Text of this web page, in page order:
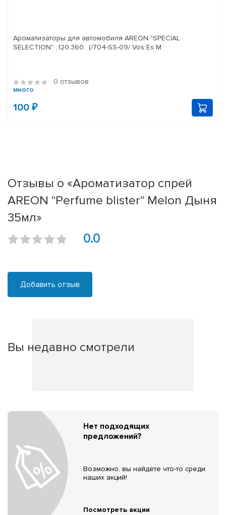
Ароматизаторы для автомобиля AREON "SPECIAL
SELECTION" ..120.360.. (/704-SS-09/ Vos Es M
0 отзывов
много
100 ₽
Отзывы о «Ароматизатор спрей
AREON "Perfume blister" Melon Дыня
35мл»
0.0
Добавить отзыв
Вы недавно смотрели
Нет подходящих
предложений?
Возможно, вы найдёте что-то среди
наших акций!
Посмотреть акции